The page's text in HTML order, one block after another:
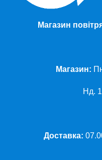
Магазин
Магазин:
Нд.
Доставка: